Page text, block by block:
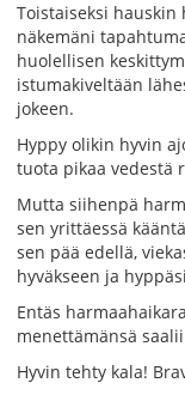
Toistaiseksi hauskin
näkemäni
huolellisen
istumakiveltään
jokeen.
Hyppy olikin hyvin
tuota pikaa vedestä
Mutta siihenpä
sen yrittäessä
sen pää edellä,
hyväkseen ja
Entäs
menettämänsä
Hyvin tehty kala!